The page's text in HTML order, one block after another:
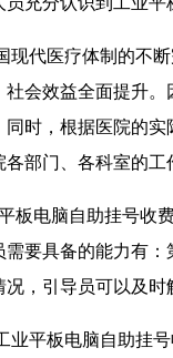
代医疗体制的不
会效益全面提升
时，根据医院的
部门、各科室的工
电脑自助挂号收
要具备的能力有
，引导员可以及
平板电脑自助挂